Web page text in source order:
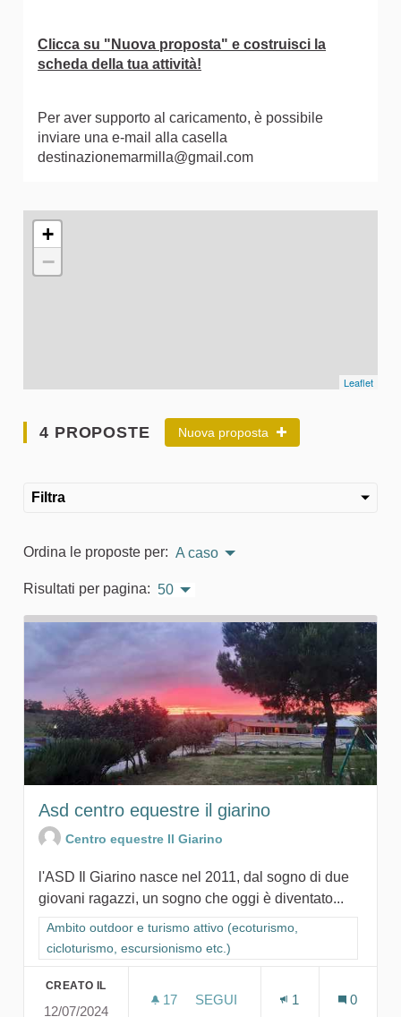
Clicca su "Nuova proposta" e costruisci la
scheda della tua attività!
Per aver supporto al caricamento, è possibile
inviare una e-mail alla casella
destinazionemarmilla@gmail.com
L'elemento seguente è una mappa che presenta gli
+
−
Leaflet
4 PROPOSTE Nuova proposta
Filtra
Ordina le proposte per: A caso
Risultati per pagina: 50
Asd centro equestre il giarino
Centro equestre Il Giarino
l'ASD Il Giarino nasce nel 2011, dal sogno di due
giovani ragazzi, un sogno che oggi è diventato...
Filtra i risultati per categoria: Ambito outdoor e turismo attivo
Ambito outdoor e turismo attivo (ecoturismo,
cicloturismo, escursionismo etc.)
CREATO IL
12/07/2024
17 17 SOSTENITORI
SEGUI
1 0